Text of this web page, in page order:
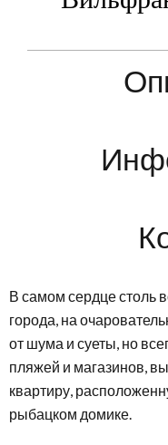
В самом сердце столь
города, на
от шума и суеты, но
пляжей и магазинов,
квартиру,
рыбацком домике.